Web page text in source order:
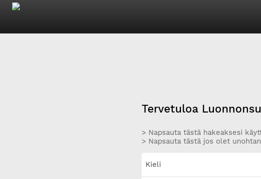
Tervetuloa
> Napsauta tästä hakeaksesi
> Napsauta tästä jos olet
Kieli